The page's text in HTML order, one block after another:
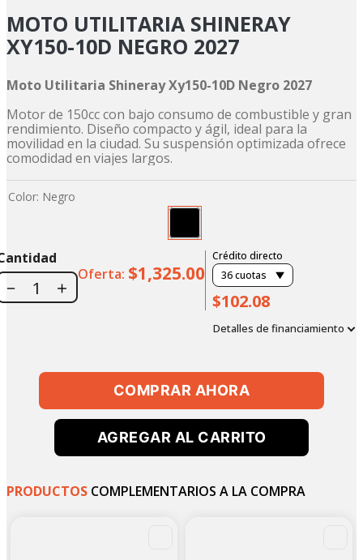
MOTO UTILITARIA SHINERAY
XY150-10D NEGRO 2027
Moto Utilitaria Shineray Xy150-10D Negro 2027
Motor de 150cc con bajo consumo de combustible y gran
rendimiento. Diseño compacto y ágil, ideal para la
movilidad en la ciudad. Su suspensión optimizada ofrece
comodidad en viajes largos.
Color: Negro
＋
－
Oferta: $1,325.00
Crédito directo
36cuotas
$102.08
Detalles de financiamiento
COMPRAR AHORA
AGREGAR AL CARRITO
PRODUCTOS COMPLEMENTARIOS A LA COMPRA